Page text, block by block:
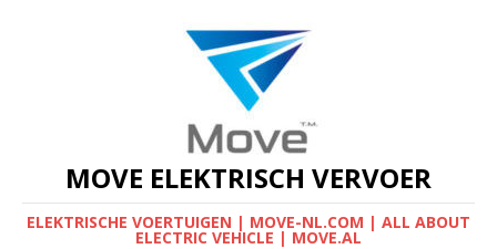
MOVE ELEKTRISCH VERVOER
ELEKTRISCHE VOERTUIGEN | MOVE-NL.COM | ALL ABOUT
ELECTRIC VEHICLE | MOVE.AL